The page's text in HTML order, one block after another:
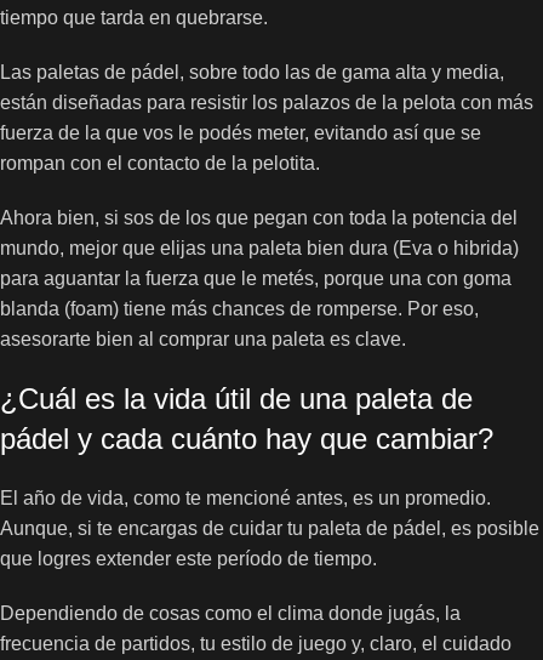
tiempo que tarda en quebrarse.
Las paletas de pádel, sobre todo las de gama alta y media,
están diseñadas para resistir los palazos de la pelota con más
fuerza de la que vos le podés meter, evitando así que se
rompan con el contacto de la pelotita.
Ahora bien, si sos de los que pegan con toda la potencia del
mundo, mejor que elijas una paleta bien dura (Eva o hibrida)
para aguantar la fuerza que le metés, porque una con goma
blanda (foam) tiene más chances de romperse. Por eso,
asesorarte bien al comprar una paleta es clave.
¿Cuál es la vida útil de una paleta de
pádel y cada cuánto hay que cambiar?
El año de vida, como te mencioné antes, es un promedio.
Aunque, si te encargas de cuidar tu paleta de pádel, es posible
que logres extender este período de tiempo.
Dependiendo de cosas como el clima donde jugás, la
frecuencia de partidos, tu estilo de juego y, claro, el cuidado